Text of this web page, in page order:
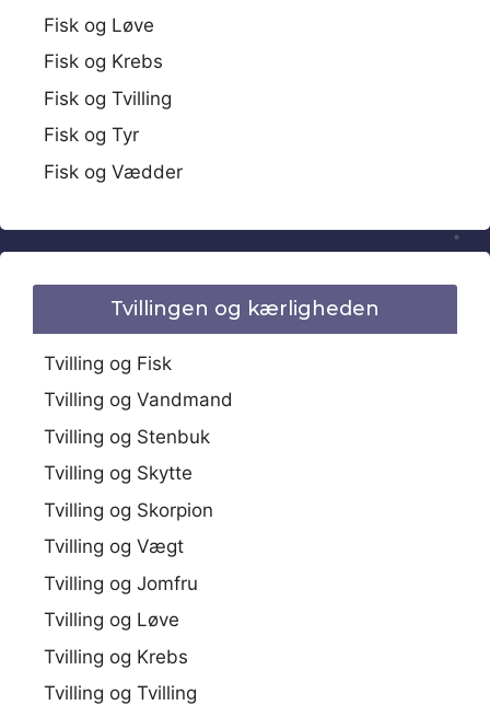
Fisk og Løve
Fisk og Krebs
Fisk og Tvilling
Fisk og Tyr
Fisk og Vædder
Tvillingen og kærligheden
Tvilling og Fisk
Tvilling og Vandmand
Tvilling og Stenbuk
Tvilling og Skytte
Tvilling og Skorpion
Tvilling og Vægt
Tvilling og Jomfru
Tvilling og Løve
Tvilling og Krebs
Tvilling og Tvilling